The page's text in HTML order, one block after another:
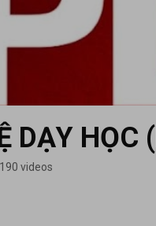
DẠY HỌC
190 videos